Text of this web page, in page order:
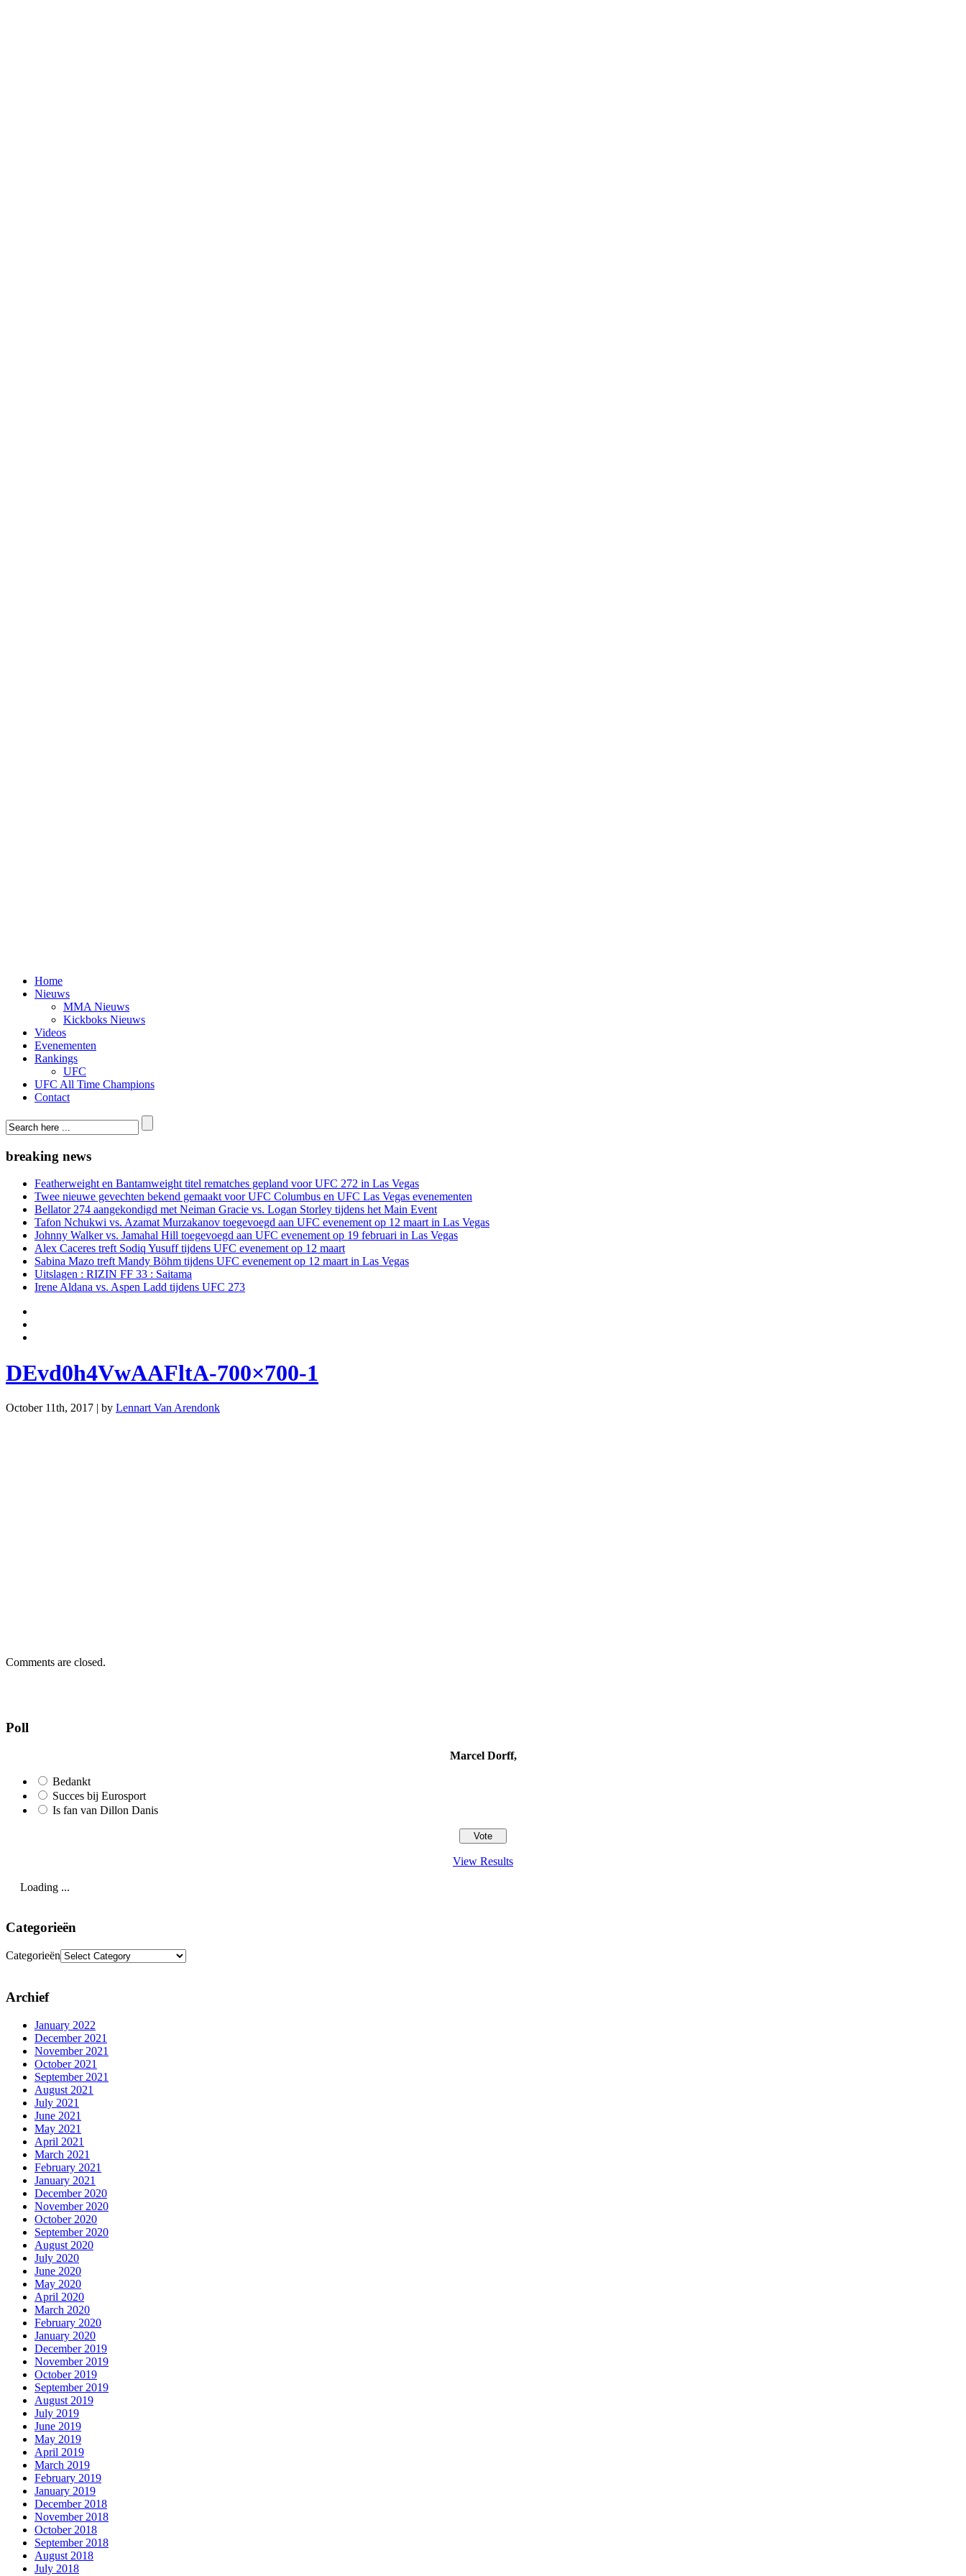
Home
Nieuws
MMA Nieuws
Kickboks Nieuws
Videos
Evenementen
Rankings
UFC
UFC All Time Champions
Contact
breaking news
Featherweight en Bantamweight titel rematches gepland voor UFC 272 in Las Vegas
Twee nieuwe gevechten bekend gemaakt voor UFC Columbus en UFC Las Vegas evenementen
Bellator 274 aangekondigd met Neiman Gracie vs. Logan Storley tijdens het Main Event
Tafon Nchukwi vs. Azamat Murzakanov toegevoegd aan UFC evenement op 12 maart in Las Vegas
Johnny Walker vs. Jamahal Hill toegevoegd aan UFC evenement op 19 februari in Las Vegas
Alex Caceres treft Sodiq Yusuff tijdens UFC evenement op 12 maart
Sabina Mazo treft Mandy Böhm tijdens UFC evenement op 12 maart in Las Vegas
Uitslagen : RIZIN FF 33 : Saitama
Irene Aldana vs. Aspen Ladd tijdens UFC 273
DEvd0h4VwAAFltA-700×700-1
October 11th, 2017 | by Lennart Van Arendonk
Comments are closed.
Poll
Marcel Dorff,
Bedankt
Succes bij Eurosport
Is fan van Dillon Danis
View Results
Loading ...
Categorieën
Categorieën
Archief
January 2022
December 2021
November 2021
October 2021
September 2021
August 2021
July 2021
June 2021
May 2021
April 2021
March 2021
February 2021
January 2021
December 2020
November 2020
October 2020
September 2020
August 2020
July 2020
June 2020
May 2020
April 2020
March 2020
February 2020
January 2020
December 2019
November 2019
October 2019
September 2019
August 2019
July 2019
June 2019
May 2019
April 2019
March 2019
February 2019
January 2019
December 2018
November 2018
October 2018
September 2018
August 2018
July 2018